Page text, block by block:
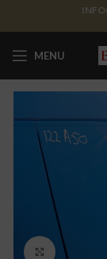
MENU
Click to